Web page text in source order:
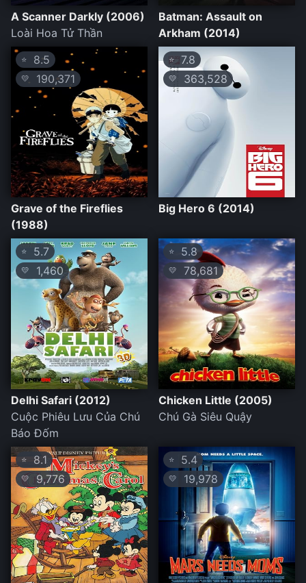
A Scanner Darkly (2006)
Loài Hoa Tử Thần
Batman: Assault on
Arkham (2014)
⭐ 8.5
💛 190,371
Grave of the Fireflies
(1988)
⭐ 7.8
💛 363,528
Big Hero 6 (2014)
⭐ 5.7
💛 1,460
Delhi Safari (2012)
Cuộc Phiêu Lưu Của Chú
Báo Đốm
⭐ 5.8
💛 78,681
Chicken Little (2005)
Chú Gà Siêu Quậy
⭐ 8.1
💛 9,776
⭐ 5.4
💛 19,978